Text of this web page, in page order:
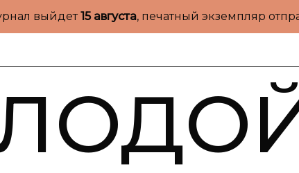
выйдет15 августа, печатный экземпляр